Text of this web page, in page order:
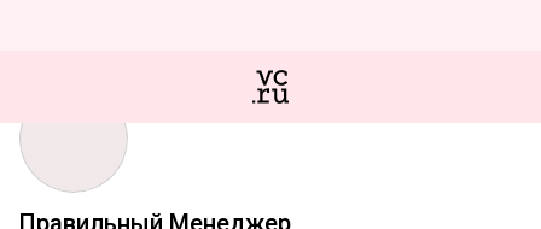
Правильный Менеджер